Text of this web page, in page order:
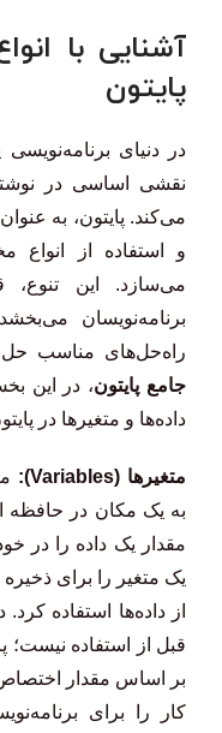
آشنایی با
پایتون
در دنیای برنامه‌نویسی
نقشی اساسی در
می‌کند. پایتون، به
و استفاده از انواع
می‌سازد. این تنوع،
برنامه‌نویسان
راه‌حل‌های مناسب حل
جامع پایتون، در این
داده‌ها و متغیرها در
متغیرها (Variables):
به یک مکان در حافظه
مقدار یک داده را در
یک متغیر را برای
از داده‌ها استفاده کرد.
قبل از استفاده نیست؛
بر اساس مقدار
کار را برای